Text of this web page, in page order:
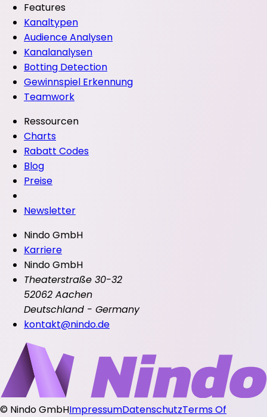
Features
Kanaltypen
Audience Analysen
Kanalanalysen
Botting Detection
Gewinnspiel Erkennung
Teamwork
Ressourcen
Charts
Rabatt Codes
Blog
Preise
Newsletter
Nindo GmbH
Karriere
Nindo GmbH
Theaterstraße 30-32
52062 Aachen
Deutschland - Germany
kontakt@nindo.de
© Nindo GmbHImpressumDatenschutzTerms Of